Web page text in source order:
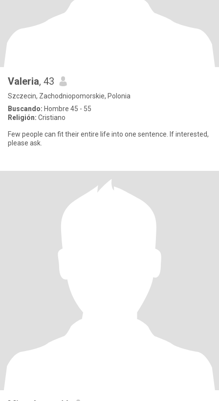
Valeria, 43
Szczecin, Zachodniopomorskie, Polonia
Buscando: Hombre 45 - 55
Religión: Cristiano
Few people can fit their entire life into one sentence. If interested,
please ask.